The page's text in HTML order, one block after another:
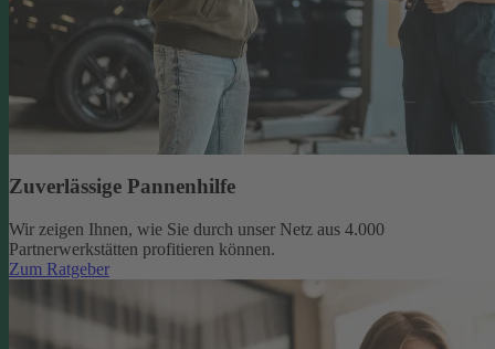
Zuverlässige Pannenhilfe
Wir zeigen Ihnen, wie Sie durch unser Netz aus 4.000
Partnerwerkstätten profitieren können.
Zum Ratgeber